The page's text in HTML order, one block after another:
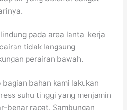
pada area lantai kerja
tidak langsung
perairan bawah.
bahan kami lakukan
suhu tinggi yang menjamin
benar rapat. Sambungan